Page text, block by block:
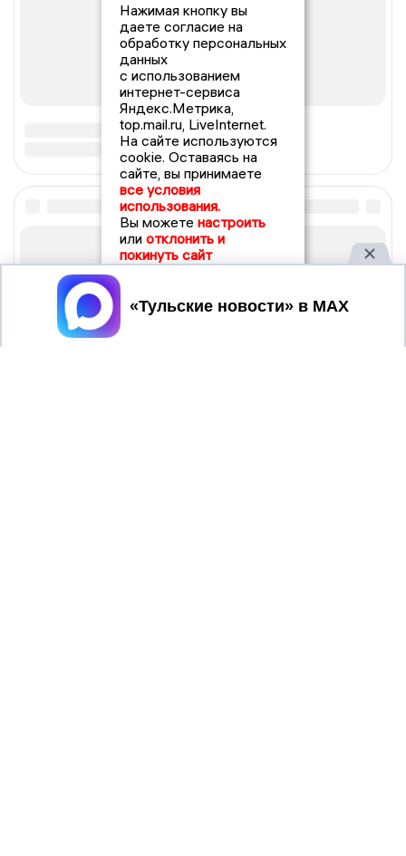
Нажимая кнопку вы
даете согласие на
обработку персональных
данных
с использованием
интернет-сервиса
Яндекс.Метрика,
top.mail.ru, LiveInternet.
На сайте используются
cookie. Оставаясь на
сайте, вы принимаете
все условия
использования.
Вы можете настроить
или отклонить и
покинуть сайт
Принять